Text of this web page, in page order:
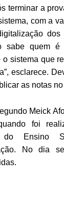
terminar a
com a
dos
sabe quem
sistema que
esclarece.
as notas
Meick
foi
Ensino
No dia